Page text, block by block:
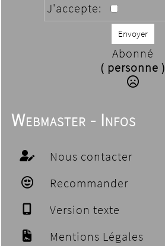
J'accepte:
Envoyer
Abonné
( personne )
Webmaster - Infos
Nous contacter
Recommander
Version texte
Mentions Légales